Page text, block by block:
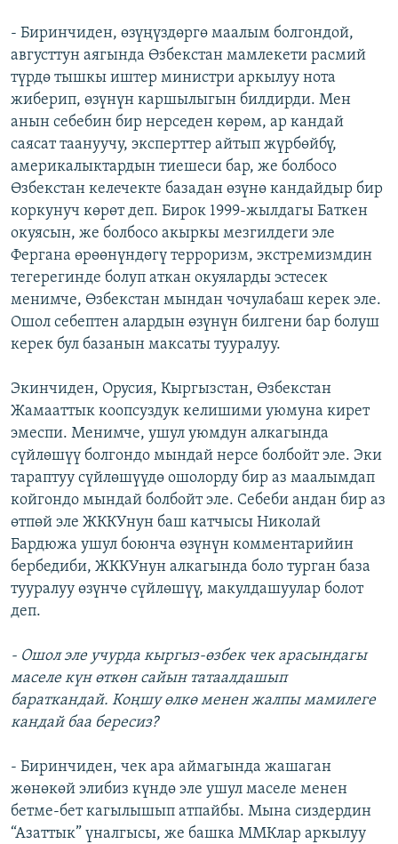
- Биринчиден, өзүңүздөргө маалым болгондой,
августтун аягында Өзбекстан мамлекети расмий
түрдө тышкы иштер министри аркылуу нота
жиберип, өзүнүн каршылыгын билдирди. Мен
анын себебин бир нерседен көрөм, ар кандай
саясат таануучу, эксперттер айтып жүрбөйбү,
америкалыктардын тиешеси бар, же болбосо
Өзбекстан келечекте базадан өзүнө кандайдыр бир
коркунуч көрөт деп. Бирок 1999-жылдагы Баткен
окуясын, же болбосо акыркы мезгилдеги эле
Фергана өрөөнүндөгү терроризм, экстремизмдин
тегерегинде болуп аткан окуяларды эстесек
менимче, Өзбекстан мындан чочулабаш керек эле.
Ошол себептен алардын өзүнүн билгени бар болуш
керек бул базанын максаты тууралуу.
Экинчиден, Орусия, Кыргызстан, Өзбекстан
Жамааттык коопсуздук келишими уюмуна кирет
эмеспи. Менимче, ушул уюмдун алкагында
сүйлөшүү болгондо мындай нерсе болбойт эле. Эки
тараптуу сүйлөшүүдө ошолорду бир аз маалымдап
койгондо мындай болбойт эле. Себеби андан бир аз
өтпөй эле ЖККУнун баш катчысы Николай
Бардюжа ушул боюнча өзүнүн комментарийин
бербедиби, ЖККУнун алкагында боло турган база
тууралуу өзүнчө сүйлөшүү, макулдашуулар болот
деп.
- Ошол эле учурда кыргыз-өзбек чек арасындагы
маселе күн өткөн сайын татаалдашып
бараткандай. Коңшу өлкө менен жалпы мамилеге
кандай баа бересиз?
- Биринчиден, чек ара аймагында жашаган
жөнөкөй элибиз күндө эле ушул маселе менен
бетме-бет кагылышып атпайбы. Мына сиздердин
“Азаттык” үналгысы, же башка ММКлар аркылуу